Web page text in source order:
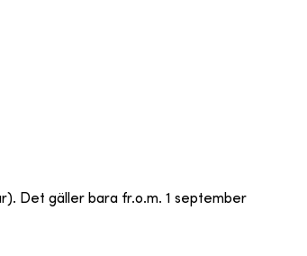
Det gäller bara fr.o.m. 1 september